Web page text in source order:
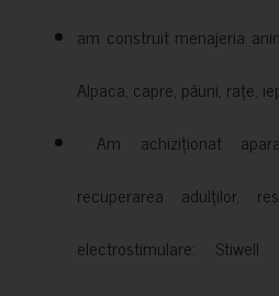
am construit menajeria
Alpaca, capre, păuni, rațe,
Am achiziționat
recuperarea adulților,
electrostimulare: